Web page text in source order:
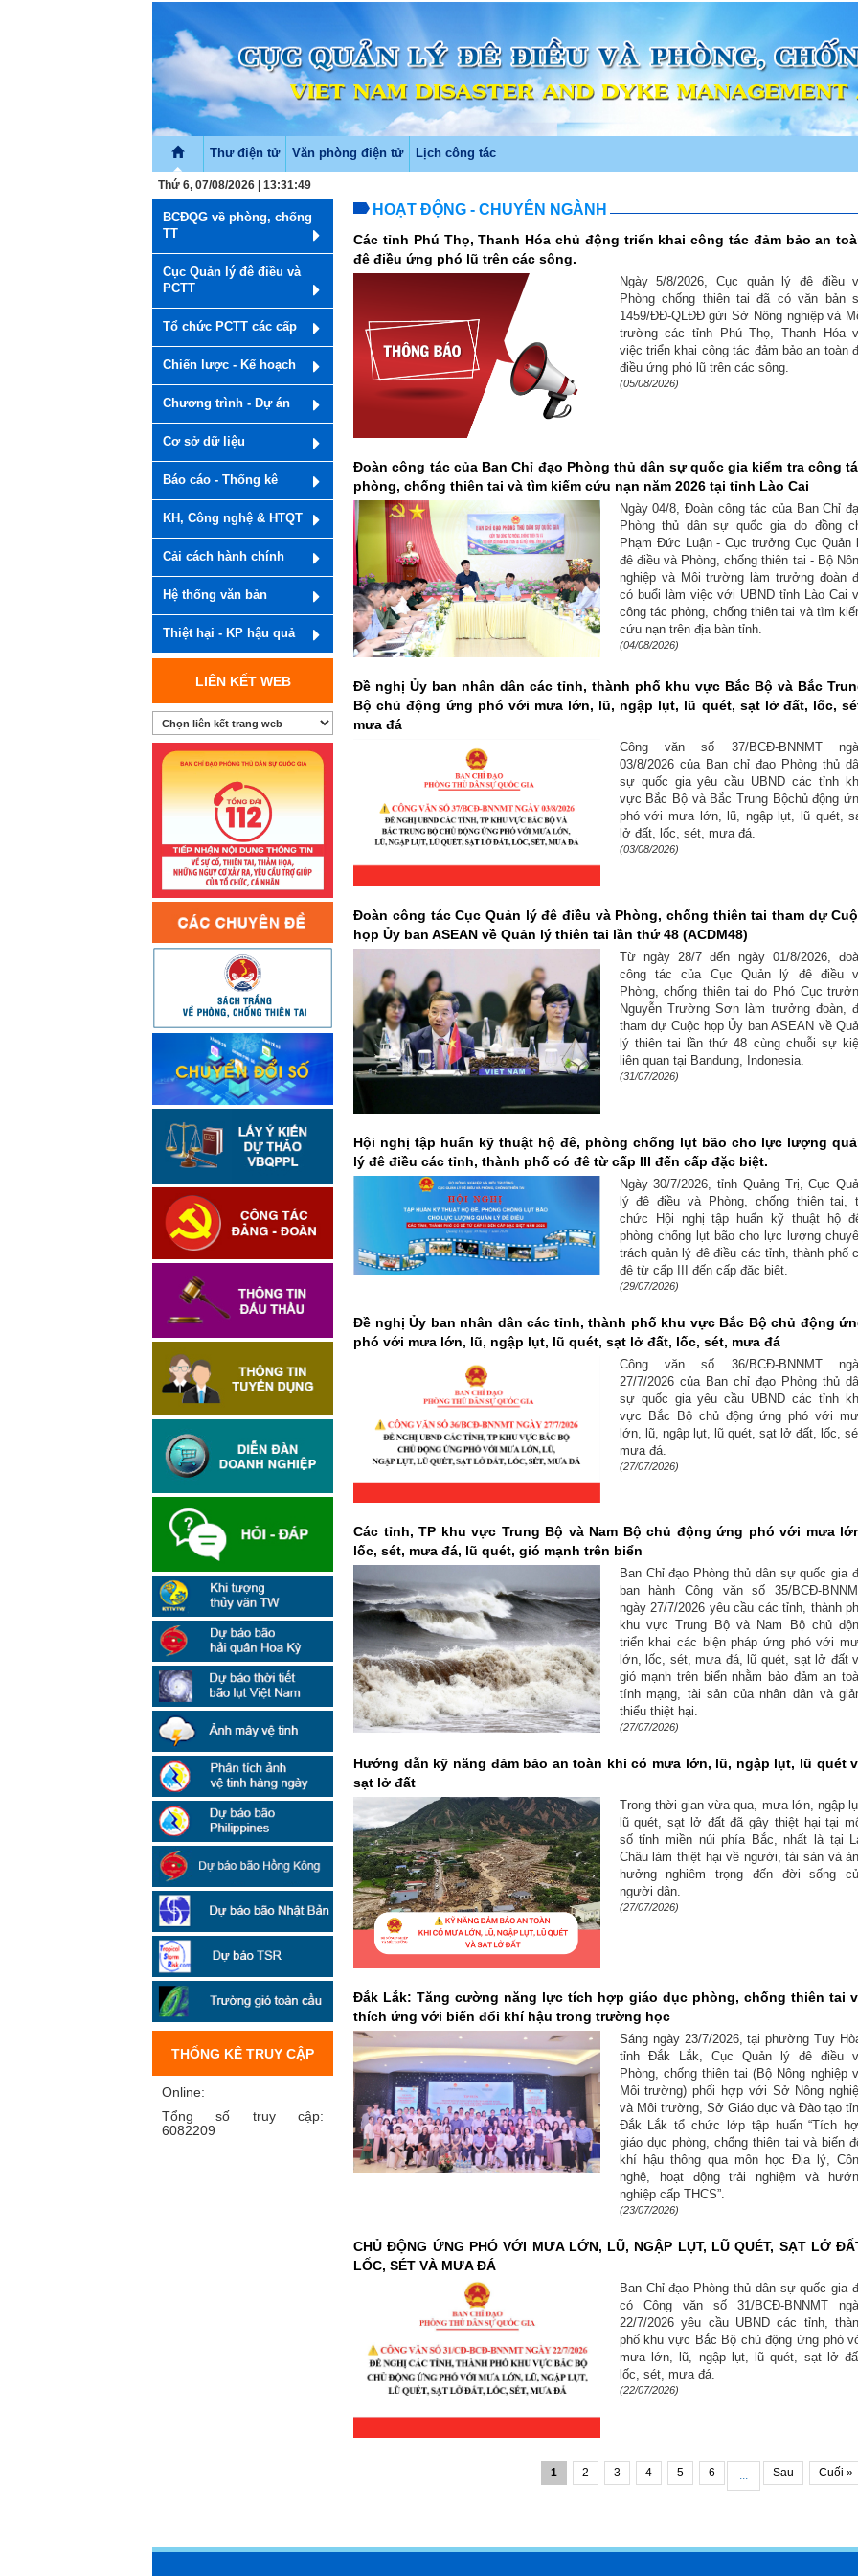
Thư điện tử Văn phòng điện tử Lịch công tác
Thứ 6, 07/08/2026 | 13:31:49
BCĐQG về phòng, chống
TT
Cục Quản lý đê điều và
PCTT
Tổ chức PCTT các cấp
Chiến lược - Kế hoạch
Chương trình - Dự án
Cơ sở dữ liệu
Báo cáo - Thống kê
KH, Công nghệ & HTQT
Cải cách hành chính
Hệ thống văn bản
Thiệt hại - KP hậu quả
LIÊN KẾT WEB
THỐNG KÊ TRUY CẬP
Online:
Tổng số truy cập:
6082209
HOẠT ĐỘNG - CHUYÊN NGÀNH
Các tỉnh Phú Thọ, Thanh Hóa chủ động triển khai công tác đảm bảo an
đê điều ứng phó lũ trên các sông.
Ngày 5/8/2026, Cục quản lý đê điều
Phòng chống thiên tai đã có văn bản
1459/ĐĐ-QLĐĐ gửi Sở Nông nghiệp và
trường các tỉnh Phú Thọ, Thanh Hóa
việc triển khai công tác đảm bảo an toàn
điều ứng phó lũ trên các sông.
(05/08/2026)
Đoàn công tác của Ban Chỉ đạo Phòng thủ dân sự quốc gia kiểm tra công
phòng, chống thiên tai và tìm kiếm cứu nạn năm 2026 tại tỉnh Lào Cai
Ngày 04/8, Đoàn công tác của Ban Chỉ
Phòng thủ dân sự quốc gia do đồng
Phạm Đức Luận - Cục trưởng Cục Quản
đê điều và Phòng, chống thiên tai - Bộ
nghiệp và Môi trường làm trưởng đoàn
có buổi làm việc với UBND tỉnh Lào Cai
công tác phòng, chống thiên tai và tìm
cứu nạn trên địa bàn tỉnh.
(04/08/2026)
Đề nghị Ủy ban nhân dân các tỉnh, thành phố khu vực Bắc Bộ và Bắc
Bộ chủ động ứng phó với mưa lớn, lũ, ngập lụt, lũ quét, sạt lở đất, lốc,
mưa đá
Công văn số 37/BCĐ-BNNMT
03/8/2026 của Ban chỉ đạo Phòng thủ
sự quốc gia yêu cầu UBND các tỉnh
vực Bắc Bộ và Bắc Trung Bộchủ động
phó với mưa lớn, lũ, ngập lụt, lũ quét,
lở đất, lốc, sét, mưa đá.
(03/08/2026)
Đoàn công tác Cục Quản lý đê điều và Phòng, chống thiên tai tham dự
họp Ủy ban ASEAN về Quản lý thiên tai lần thứ 48 (ACDM48)
Từ ngày 28/7 đến ngày 01/8/2026,
công tác của Cục Quản lý đê điều
Phòng, chống thiên tai do Phó Cục
Nguyễn Trường Sơn làm trưởng đoàn,
tham dự Cuộc họp Ủy ban ASEAN về
lý thiên tai lần thứ 48 cùng chuỗi sự
liên quan tại Bandung, Indonesia.
(31/07/2026)
Hội nghị tập huấn kỹ thuật hộ đê, phòng chống lụt bão cho lực lượng
lý đê điều các tỉnh, thành phố có đê từ cấp III đến cấp đặc biệt.
Ngày 30/7/2026, tỉnh Quảng Trị, Cục
lý đê điều và Phòng, chống thiên tai,
chức Hội nghị tập huấn kỹ thuật hộ
phòng chống lụt bão cho lực lượng
trách quản lý đê điều các tỉnh, thành phố
đê từ cấp III đến cấp đặc biệt.
(29/07/2026)
Đề nghị Ủy ban nhân dân các tỉnh, thành phố khu vực Bắc Bộ chủ động
phó với mưa lớn, lũ, ngập lụt, lũ quét, sạt lở đất, lốc, sét, mưa đá
Công văn số 36/BCĐ-BNNMT
27/7/2026 của Ban chỉ đạo Phòng thủ
sự quốc gia yêu cầu UBND các tỉnh
vực Bắc Bộ chủ động ứng phó với
lớn, lũ, ngập lụt, lũ quét, sạt lở đất, lốc,
mưa đá.
(27/07/2026)
Các tỉnh, TP khu vực Trung Bộ và Nam Bộ chủ động ứng phó với mưa
lốc, sét, mưa đá, lũ quét, gió mạnh trên biển
Ban Chỉ đạo Phòng thủ dân sự quốc gia
ban hành Công văn số 35/BCĐ-
ngày 27/7/2026 yêu cầu các tỉnh, thành
khu vực Trung Bộ và Nam Bộ chủ
triển khai các biện pháp ứng phó với
lớn, lốc, sét, mưa đá, lũ quét, sạt lở đất
gió mạnh trên biển nhằm bảo đảm an
tính mạng, tài sản của nhân dân và
thiểu thiệt hại.
(27/07/2026)
Hướng dẫn kỹ năng đảm bảo an toàn khi có mưa lớn, lũ, ngập lụt, lũ quét
sạt lở đất
Trong thời gian vừa qua, mưa lớn, ngập
lũ quét, sạt lở đất đã gây thiệt hại tại
số tỉnh miền núi phía Bắc, nhất là tại
Châu làm thiệt hại về người, tài sản và
hưởng nghiêm trọng đến đời sống
người dân.
(27/07/2026)
Đắk Lắk: Tăng cường năng lực tích hợp giáo dục phòng, chống thiên tai
thích ứng với biến đổi khí hậu trong trường học
Sáng ngày 23/7/2026, tại phường Tuy
tỉnh Đắk Lắk, Cục Quản lý đê điều
Phòng, chống thiên tai (Bộ Nông nghiệp
Môi trường) phối hợp với Sở Nông
và Môi trường, Sở Giáo dục và Đào tạo
Đắk Lắk tổ chức lớp tập huấn “Tích
giáo dục phòng, chống thiên tai và biến
khí hậu thông qua môn học Địa lý,
nghệ, hoạt động trải nghiệm và
nghiệp cấp THCS”.
(23/07/2026)
CHỦ ĐỘNG ỨNG PHÓ VỚI MƯA LỚN, LŨ, NGẬP LỤT, LŨ QUÉT, SẠT LỞ
LỐC, SÉT VÀ MƯA ĐÁ
Ban Chỉ đạo Phòng thủ dân sự quốc gia
có Công văn số 31/BCĐ-BNNMT
22/7/2026 yêu cầu UBND các tỉnh,
phố khu vực Bắc Bộ chủ động ứng phó
mưa lớn, lũ, ngập lụt, lũ quét, sạt lở
lốc, sét, mưa đá.
(22/07/2026)
1 2 3 4 5 6 ... Sau Cuối »